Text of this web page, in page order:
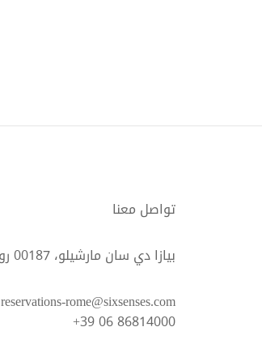
تواصل معنا
بيازا دي سان مارشيلو، 00187 روماإيطاليا
reservations-rome@sixsenses.com
+39 06 86814000